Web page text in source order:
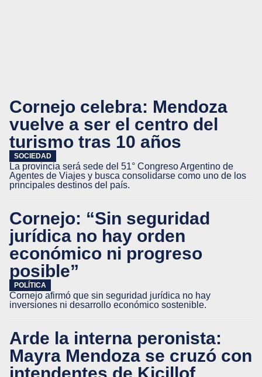
Cornejo celebra: Mendoza
vuelve a ser el centro del
turismo tras 10 años
SOCIEDAD
La provincia será sede del 51° Congreso Argentino de
Agentes de Viajes y busca consolidarse como uno de los
principales destinos del país.
Cornejo: “Sin seguridad
jurídica no hay orden
económico ni progreso
posible”
POLÍTICA
Cornejo afirmó que sin seguridad jurídica no hay
inversiones ni desarrollo económico sostenible.
Arde la interna peronista:
Mayra Mendoza se cruzó con
intendentes de Kicillof